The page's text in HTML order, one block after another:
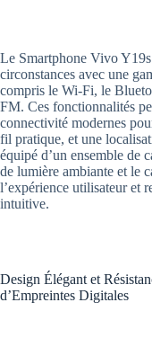
Le Smartphone Vivo
circonstances avec une
compris le Wi-Fi, le
FM. Ces fonctionnalités
connectivité modernes
fil pratique, et une
équipé d’un ensemble de
de lumière ambiante et le
l’expérience utilisateur et
intuitive.
Design Élégant et
d’Empreintes Digitales